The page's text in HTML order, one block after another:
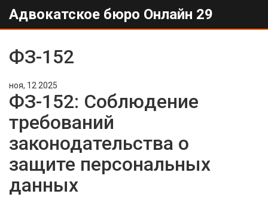
Адвокатское бюро Онлайн 29
ФЗ-152
ноя, 12 2025
ФЗ-152: Соблюдение
требований
законодательства о
защите персональных
данных